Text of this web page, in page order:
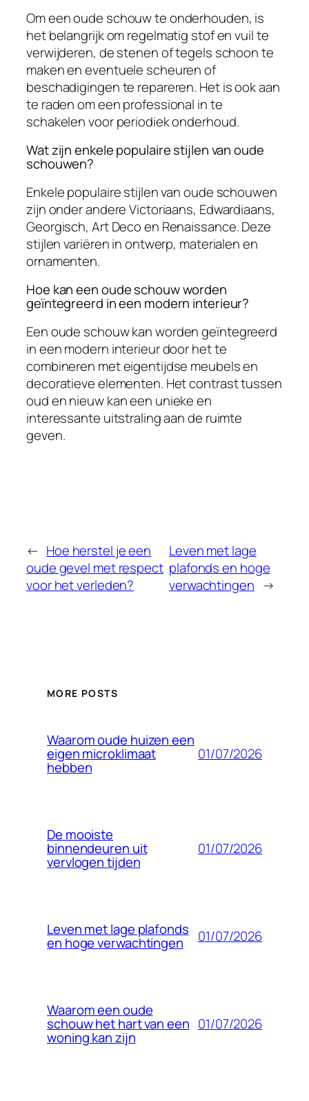
Om een oude schouw te onderhouden, is
het belangrijk om regelmatig stof en vuil te
verwijderen, de stenen of tegels schoon te
maken en eventuele scheuren of
beschadigingen te repareren. Het is ook aan
te raden om een professional in te
schakelen voor periodiek onderhoud.
Wat zijn enkele populaire stijlen van oude
schouwen?
Enkele populaire stijlen van oude schouwen
zijn onder andere Victoriaans, Edwardiaans,
Georgisch, Art Deco en Renaissance. Deze
stijlen variëren in ontwerp, materialen en
ornamenten.
Hoe kan een oude schouw worden
geïntegreerd in een modern interieur?
Een oude schouw kan worden geïntegreerd
in een modern interieur door het te
combineren met eigentijdse meubels en
decoratieve elementen. Het contrast tussen
oud en nieuw kan een unieke en
interessante uitstraling aan de ruimte
geven.
← Hoe herstel je een
oude gevel met respect
voor het verleden?
Leven met lage
plafonds en hoge
verwachtingen →
MORE POSTS
Waarom oude huizen een
eigen microklimaat
hebben
01/07/2026
De mooiste
binnendeuren uit
vervlogen tijden
01/07/2026
Leven met lage plafonds
en hoge verwachtingen 01/07/2026
Waarom een oude
schouw het hart van een
woning kan zijn
01/07/2026